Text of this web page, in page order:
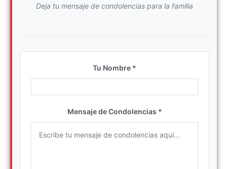
Deja tu mensaje de condolencias para la familia
Tu Nombre *
Mensaje de Condolencias *